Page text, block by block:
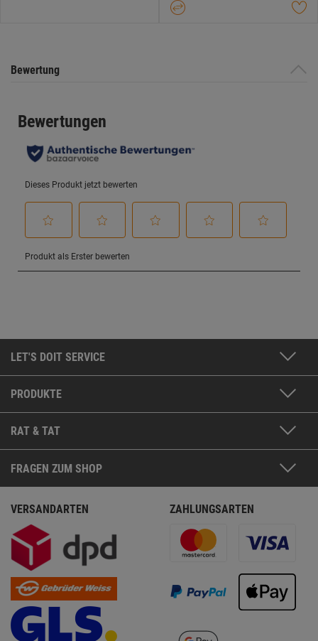
Bewertung
LET'S DOIT SERVICE
PRODUKTE
RAT & TAT
FRAGEN ZUM SHOP
VERSANDARTEN ZAHLUNGSARTEN